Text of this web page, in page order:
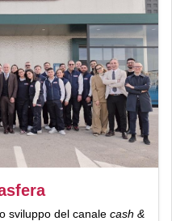
sviluppo del canale cash &